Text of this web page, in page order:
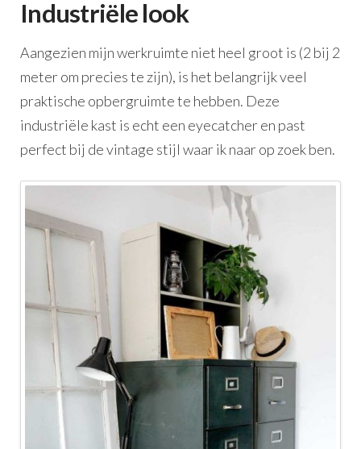
Industriële look
Aangezien mijn werkruimte niet heel groot is (2 bij 2
meter om precies te zijn), is het belangrijk veel
praktische opbergruimte te hebben. Deze
industriële kast is echt een eyecatcher en past
perfect bij de vintage stijl waar ik naar op zoek ben.